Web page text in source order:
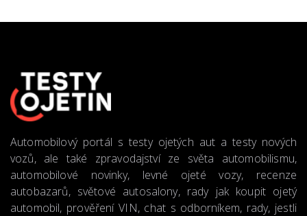
Automobilový portál s testy ojetých aut a testy nových
vozů, ale také zpravodajství ze světa automobilismu,
automobilové novinky, levné ojeté vozy, recenze
autobazarů, světové autosalony, rady jak koupit ojetý
automobil, prověření VIN, chat s odborníkem, rady, jestli